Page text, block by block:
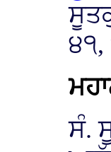
੪੧,
ਸੰ.